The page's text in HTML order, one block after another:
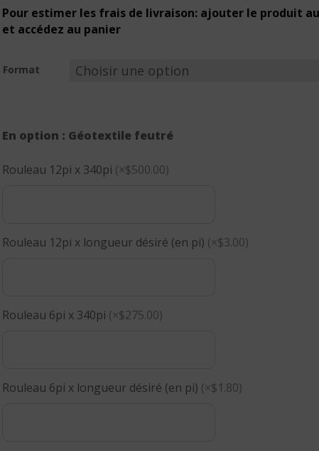
à
Pour estimer les frais de livraison: ajouter le produit
et accédez au panier
Format
En option : Géotextile feutré
Rouleau 12pi x 340pi (×$500.00)
Rouleau 12pi x longueur désiré (en pi) (×$3.00)
Rouleau 6pi x 340pi (×$275.00)
Rouleau 6pi x longueur désiré (en pi) (×$1.80)